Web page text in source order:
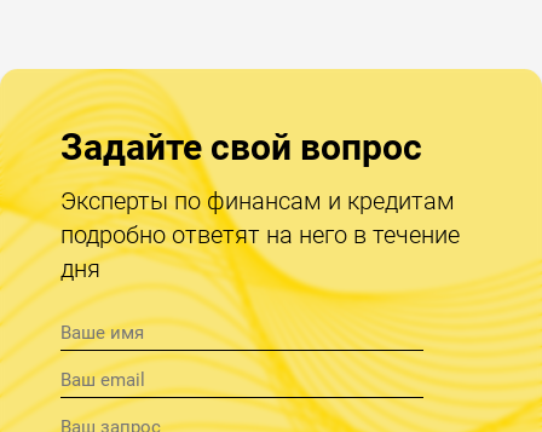
Задайте свой вопрос
Эксперты по финансам и кредитам
подробно ответят на него в течение
дня